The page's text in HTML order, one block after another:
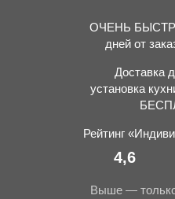
4,6
Доставка
установка
Рейтинг
Выше —
ОЧЕНЬ
дней от